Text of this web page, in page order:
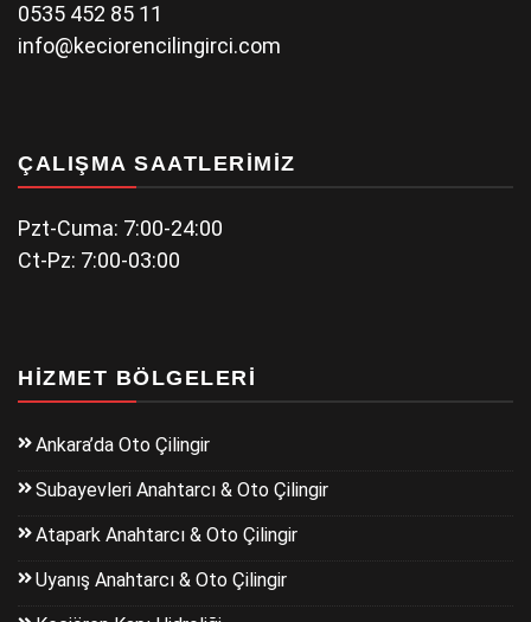
0535 452 85 11
info@keciorencilingirci.com
ÇALIŞMA SAATLERIMIZ
Pzt-Cuma: 7:00-24:00
Ct-Pz: 7:00-03:00
HIZMET BÖLGELERI
Ankara’da Oto Çilingir
Subayevleri Anahtarcı & Oto Çilingir
Atapark Anahtarcı & Oto Çilingir
Uyanış Anahtarcı & Oto Çilingir